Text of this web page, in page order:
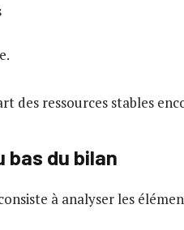
des ressources stables
bas du bilan
à analyser les